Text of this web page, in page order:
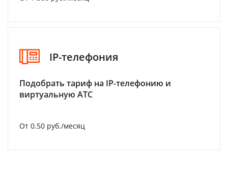
IP-телефония
Подобрать тариф на IP-телефонию и
виртуальную АТС
От 0.50 руб./месяц